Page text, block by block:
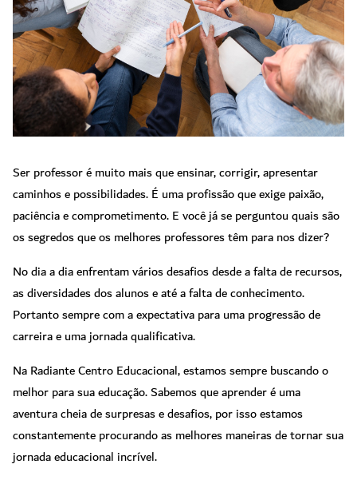
Ser professor é muito mais que ensinar, corrigir, apresentar
caminhos e possibilidades. É uma profissão que exige paixão,
paciência e comprometimento. E você já se perguntou quais são
os segredos que os melhores professores têm para nos dizer?
No dia a dia enfrentam vários desafios desde a falta de recursos,
as diversidades dos alunos e até a falta de conhecimento.
Portanto sempre com a expectativa para uma progressão de
carreira e uma jornada qualificativa.
Na Radiante Centro Educacional, estamos sempre buscando o
melhor para sua educação. Sabemos que aprender é uma
aventura cheia de surpresas e desafios, por isso estamos
constantemente procurando as melhores maneiras de tornar sua
jornada educacional incrível.